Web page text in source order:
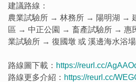
建議路線：
農業試驗所 → 林務所 → 陽明湖 →
區 → 中正公園 → 畜產試驗所 → 惠
業試驗所 → 復國墩 或 溪邊海水浴場
路線圖下載： https://reurl.cc/
路線更多介紹： https://reurl.cc/